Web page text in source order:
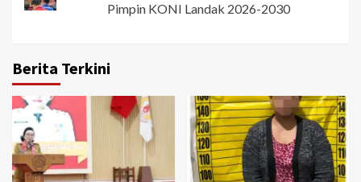
Pimpin KONI Landak 2026-2030
Berita Terkini